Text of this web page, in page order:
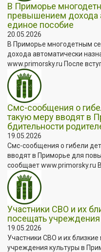
В Приморье
превышением дохода
единое пособие
20.05.2026
В Приморье многодетным
дохода автоматически
www.primorsky.ru После
Смс-сообщения о
такую меру вводят в
бдительности
19.05.2026
Смс-сообщения о гибели
вводят в Приморье для
сообщает www.primorsky.ru
Участники СВО и их
посещать
19.05.2026
Участники СВО и их
учреждения культуры в